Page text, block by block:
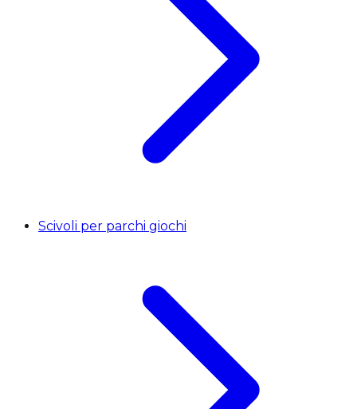
Scivoli per parchi giochi